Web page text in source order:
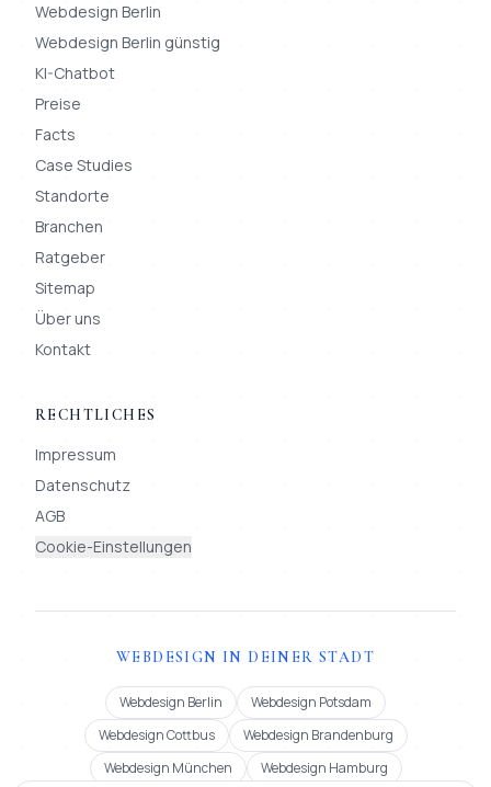
Webdesign Berlin
Webdesign Berlin günstig
KI-Chatbot
Preise
Facts
Case Studies
Standorte
Branchen
Ratgeber
Sitemap
Über uns
Kontakt
RECHTLICHES
Impressum
Datenschutz
AGB
Cookie-Einstellungen
WEBDESIGN IN DEINER STADT
Webdesign Berlin
Webdesign Potsdam
Webdesign Cottbus
Webdesign Brandenburg
Webdesign München
Webdesign Hamburg